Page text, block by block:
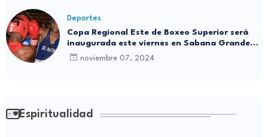
Deportes
Copa Regional Este de Boxeo Superior será
inaugurada este viernes en Sabana Grande
de Boyá
noviembre 07, 2024
Espiritualidad